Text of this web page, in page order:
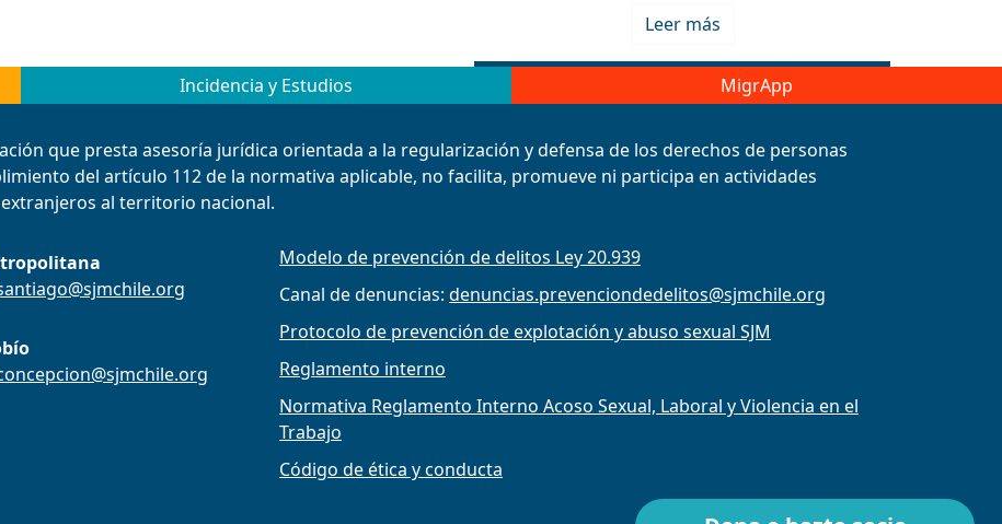
Leer más
Incidencia y Estudios MigrApp
que presta asesoría jurídica orientada a la regularización y defensa de los derechos de personas
del artículo 112 de la normativa aplicable, no facilita, promueve ni participa en actividades
al territorio nacional.
Modelo de prevención de delitos Ley 20.939
Canal de denuncias: denuncias.prevenciondedelitos@sjmchile.org
Protocolo de prevención de explotación y abuso sexual SJM
Reglamento interno
Normativa Reglamento Interno Acoso Sexual, Laboral y Violencia en el
Trabajo
Código de ética y conducta